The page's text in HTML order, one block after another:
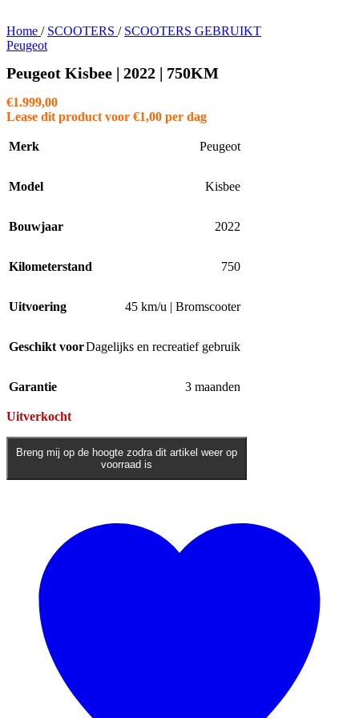
Home / SCOOTERS / SCOOTERS GEBRUIKT
Peugeot
Peugeot Kisbee | 2022 | 750KM
€1.999,00
Lease dit product voor €1,00 per dag
Merk Peugeot
Model Kisbee
Bouwjaar 2022
Kilometerstand 750
Uitvoering 45 km/u | Bromscooter
Geschikt voorDagelijks en recreatief gebruik
Garantie 3 maanden
Uitverkocht
Breng mij op de hoogte zodra dit artikel weer op
voorraad is